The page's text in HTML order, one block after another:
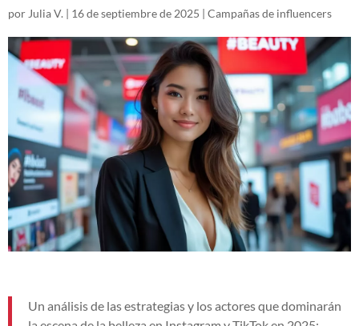
por Julia V. | 16 de septiembre de 2025 | Campañas de influencers
Un análisis de las estrategias y los actores que dominarán